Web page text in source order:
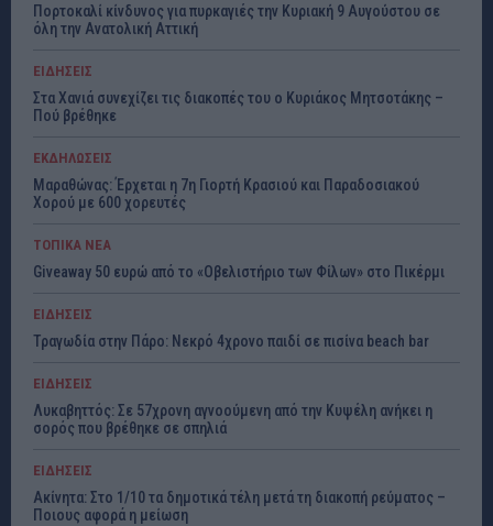
Πορτοκαλί κίνδυνος για πυρκαγιές την Κυριακή 9 Αυγούστου σε
όλη την Ανατολική Αττική
ΕΙΔΗΣΕΙΣ
Στα Χανιά συνεχίζει τις διακοπές του ο Κυριάκος Μητσοτάκης –
Πού βρέθηκε
ΕΚΔΗΛΩΣΕΙΣ
Μαραθώνας: Έρχεται η 7η Γιορτή Κρασιού και Παραδοσιακού
Χορού με 600 χορευτές
ΤΟΠΙΚΑ ΝΕΑ
Giveaway 50 ευρώ από το «Οβελιστήριο των Φίλων» στο Πικέρμι
ΕΙΔΗΣΕΙΣ
Τραγωδία στην Πάρο: Νεκρό 4χρονο παιδί σε πισίνα beach bar
ΕΙΔΗΣΕΙΣ
Λυκαβηττός: Σε 57χρονη αγνοούμενη από την Κυψέλη ανήκει η
σορός που βρέθηκε σε σπηλιά
ΕΙΔΗΣΕΙΣ
Ακίνητα: Στο 1/10 τα δημοτικά τέλη μετά τη διακοπή ρεύματος –
Ποιους αφορά η μείωση